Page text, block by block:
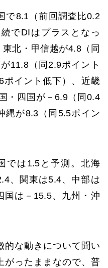
8.1（前回調査比0.2
でDIはプラスとなっ
北・甲信越が4.8（同
11.8（同2.9ポイント
ポイント低下）、近畿
・四国が－6.9（同0.4
縄が8.3（同5.5ポイン
では1.5と予測。北海
、関東は5.4、中部は
国は－15.5、九州・沖
な動きについて聞い
がったままなので、普